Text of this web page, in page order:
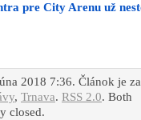
pre City Arenu už
2018 7:36. Článok je
, Trnava. RSS 2.0. Both
closed.